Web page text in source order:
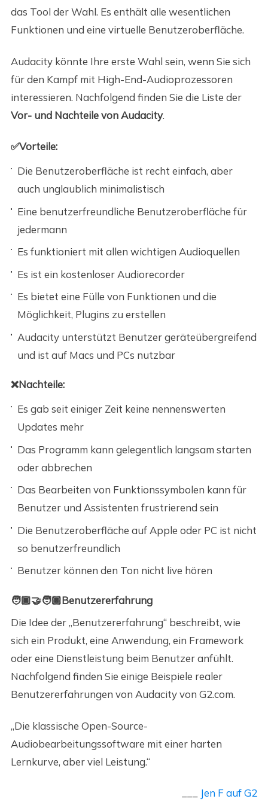
das Tool der Wahl. Es enthält alle wesentlichen
Funktionen und eine virtuelle Benutzeroberfläche.
Audacity könnte Ihre erste Wahl sein, wenn Sie sich
für den Kampf mit High-End-Audioprozessoren
interessieren. Nachfolgend finden Sie die Liste der
Vor- und Nachteile von Audacity.
✅Vorteile:
Die Benutzeroberfläche ist recht einfach, aber
auch unglaublich minimalistisch
Eine benutzerfreundliche Benutzeroberfläche für
jedermann
Es funktioniert mit allen wichtigen Audioquellen
Es ist ein kostenloser Audiorecorder
Es bietet eine Fülle von Funktionen und die
Möglichkeit, Plugins zu erstellen
Audacity unterstützt Benutzer geräteübergreifend
und ist auf Macs und PCs nutzbar
❌Nachteile:
Es gab seit einiger Zeit keine nennenswerten
Updates mehr
Das Programm kann gelegentlich langsam starten
oder abbrechen
Das Bearbeiten von Funktionssymbolen kann für
Benutzer und Assistenten frustrierend sein
Die Benutzeroberfläche auf Apple oder PC ist nicht
so benutzerfreundlich
Benutzer können den Ton nicht live hören
🧑🏿‍🤝‍🧑🏿Benutzererfahrung
Die Idee der „Benutzererfahrung“ beschreibt, wie
sich ein Produkt, eine Anwendung, ein Framework
oder eine Dienstleistung beim Benutzer anfühlt.
Nachfolgend finden Sie einige Beispiele realer
Benutzererfahrungen von Audacity von G2.com.
„Die klassische Open-Source-
Audiobearbeitungssoftware mit einer harten
Lernkurve, aber viel Leistung.“
Jen F auf G2